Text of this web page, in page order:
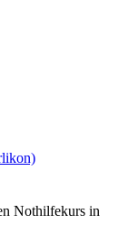
Nothilfekurs in